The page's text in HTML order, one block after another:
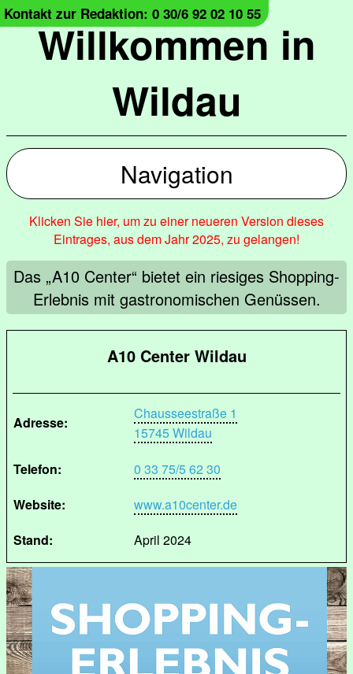
Willkommen in
Wildau
Kontakt zur Redaktion: 0 30/6 92 02 10 55
Navigation
Klicken Sie hier, um zu einer neueren Version dieses
Eintrages, aus dem Jahr 2025, zu gelangen!
Das „A10 Center“ bietet ein riesiges Shopping-
Erlebnis mit gastronomischen Genüssen.
A10 Center Wildau
Adresse:
Chausseestraße 1
15745 Wildau
Telefon:
0 33 75/5 62 30
Website:
www.a10center.de
Stand:
April 2024